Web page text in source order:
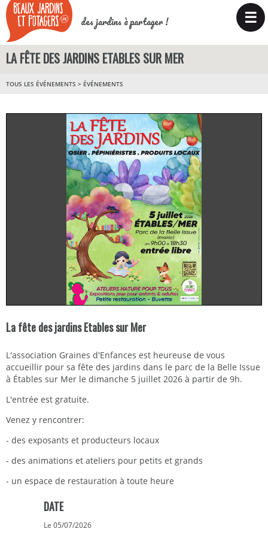
des jardins à partager ! ☰
LA FÊTE DES JARDINS ETABLES SUR MER
TOUS LES ÉVÉNEMENTS > ÉVÉNEMENTS
La fête des jardins Etables sur Mer
L'association Graines d'Enfances est heureuse de vous
accueillir pour sa fête des jardins dans le parc de la Belle Issue
à Étables sur Mer le dimanche 5 juillet 2026 à partir de 9h.
L'entrée est gratuite.
Venez y rencontrer:
- des exposants et producteurs locaux
- des animations et ateliers pour petits et grands
- un espace de restauration à toute heure
DATE
Le 05/07/2026